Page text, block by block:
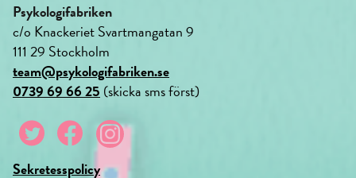
Psykologifabriken
c/o Knackeriet Svartmangatan 9
111 29 Stockholm
team@psykologifabriken.se
0739 69 66 25 (skicka sms först)
Sekretesspolicy